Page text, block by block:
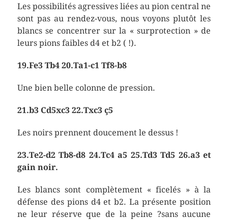
Les possibilités agressives liées au pion central ne
sont pas au rendez-vous, nous voyons plutôt les
blancs se concentrer sur la « surprotection » de
leurs pions faibles d4 et b2 ( !).
19.Fe3 Tb4 20.Ta1-c1 Tf8-b8
Une bien belle colonne de pression.
21.b3 Cd5xc3 22.Txc3 ç5
Les noirs prennent doucement le dessus !
23.Te2-d2 Tb8-d8 24.Tc4 a5 25.Td3 Td5 26.a3et
gain noir.
Les blancs sont complètement « ficelés » à la
défense des pions d4 et b2. La présente position
ne leur réserve que de la peine ?sans aucune